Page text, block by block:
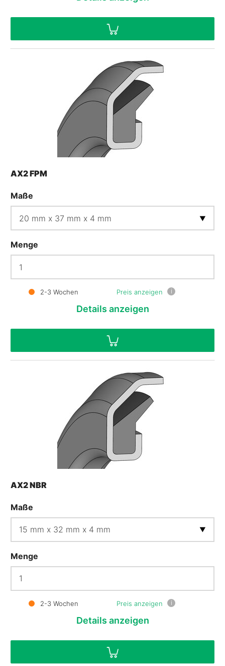
AX2 FPM
Maße
Menge
Preis anzeigen i
2-3 Wochen
Details anzeigen
AX2 NBR
Maße
Menge
Preis anzeigen i
2-3 Wochen
Details anzeigen